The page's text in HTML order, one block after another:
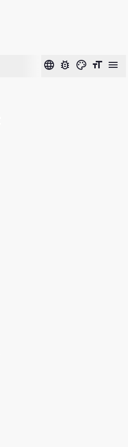
language bug_report color_lens format_size menu